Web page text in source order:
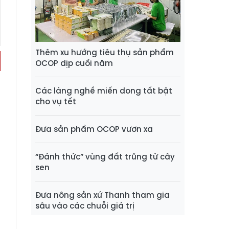
Thêm xu hướng tiêu thụ sản phẩm
OCOP dịp cuối năm
Các làng nghề miến dong tất bật
cho vụ tết
Đưa sản phẩm OCOP vươn xa
“Đánh thức” vùng đất trũng từ cây
sen
Đưa nông sản xứ Thanh tham gia
sâu vào các chuỗi giá trị